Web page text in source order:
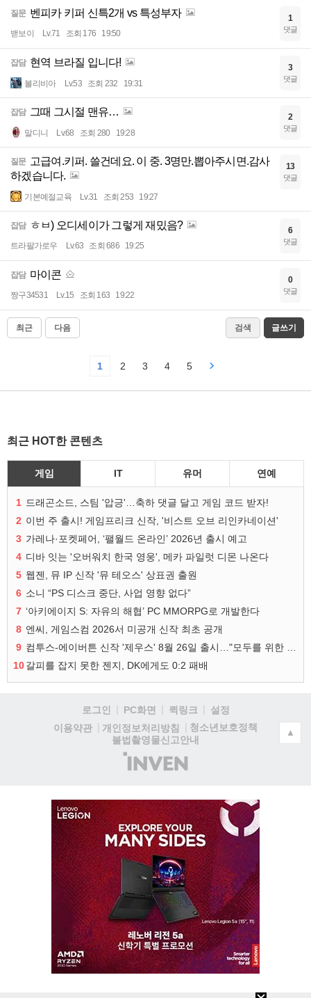
질문 벤피카 키퍼 신특2개 vs 특성부자
밷보이 Lv.71 조회 176 19:50
1
댓글
잡담 현역 브라질 입니다!
볼리비아 Lv.53 조회 232 19:31
3
댓글
잡담 그때 그시절 맨유…
말디니 Lv.68 조회 280 19:28
2
댓글
질문 고급여.키퍼. 쓸건데요. 이 중. 3명만.뽑아주시면.감사
하겠습니다.
기본예절교육 Lv.31 조회 253 19:27
13
댓글
잡담 ㅎㅂ) 오디세이가 그렇게 재밌음?
트라팔가로우 Lv.63 조회 686 19:25
6
댓글
잡담 마이콘
짱구34531 Lv.15 조회 163 19:22
0
댓글
최근 다음 검색 글쓰기
1 2 3 4 5
최근 HOT한 콘텐츠
게임 IT 유머 연예
1 드래곤소드, 스팀 '압긍'…축하 댓글 달고 게임 코드 받자!
2 이번 주 출시! 게임프리크 신작, '비스트 오브 리인카네이션'
3 가레나·포켓페어, ‘팰월드 온라인’ 2026년 출시 예고
4 디바 잇는 '오버워치 한국 영웅', 메카 파일럿 디몬 나온다
5 웹젠, 뮤 IP 신작 '뮤 테오스' 상표권 출원
6 소니 “PS 디스크 중단, 사업 영향 없다”
7 ‘아키에이지 S: 자유의 해협’ PC MMORPG로 개발한다
8 엔씨, 게임스컴 2026서 미공개 신작 최초 공개
9
10갈피를 잡지 못한 젠지, DK에게도 0:2 패배
로그인 PC화면 퀵링크
설정
이용약관
개인정보처리방침
청소년보호정책
불법촬영물신고안내
(주)
인
▲